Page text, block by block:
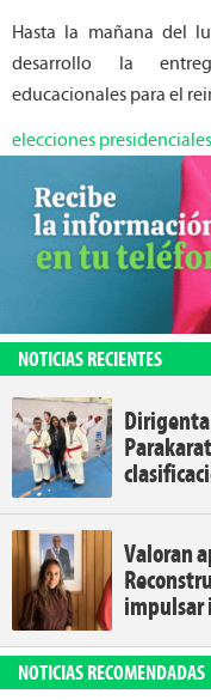
Hasta la mañana del
desarrollo la
educacionales para el
elecciones presidenciales
NOTICIAS RECIENTES
Valoran
impulsar
NOTICIAS RECOMENDADAS